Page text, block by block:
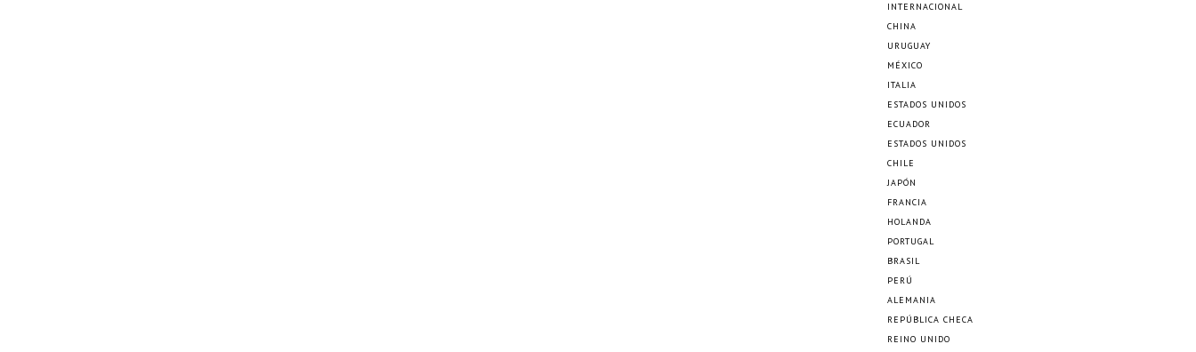
INTERNACIONAL
CHINA
URUGUAY
MÉXICO
ITALIA
ESTADOS UNIDOS
ECUADOR
ESTADOS UNIDOS
CHILE
JAPÓN
FRANCIA
HOLANDA
PORTUGAL
BRASIL
PERÚ
ALEMANIA
REPÚBLICA CHECA
REINO UNIDO